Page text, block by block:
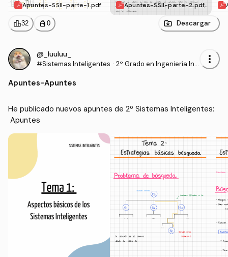
Apuntes-SSII-parte-1.pdf Apuntes-SSII-parte-2.pdf
leaderboard32 personal_bag 0 Descargar
@_luuluu_
#Sistemas Inteligentes · 2º Grado en Ingeniería Inf
more_vert
Apuntes-Apuntes
He publicado nuevos apuntes de 2º Sistemas Inteligentes:
Apuntes